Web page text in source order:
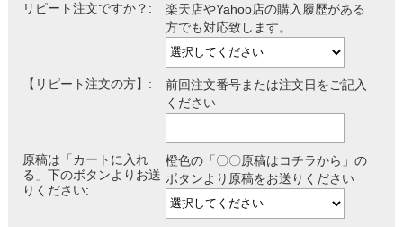
リピート注文ですか？:
楽天店やYahoo店の購入履歴がある
方でも対応致します。
【リピート注文の方】:
前回注文番号または注文日をご記入
ください
原稿は「カートに入れ
る」下のボタンよりお送
りください:
橙色の「〇〇原稿はコチラから」の
ボタンより原稿をお送りください